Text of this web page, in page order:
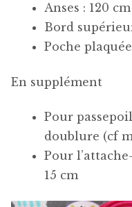
Anses : 120 cm
Bord
Poche
En supplément
Pour
doublure (cf
Pour
15 cm